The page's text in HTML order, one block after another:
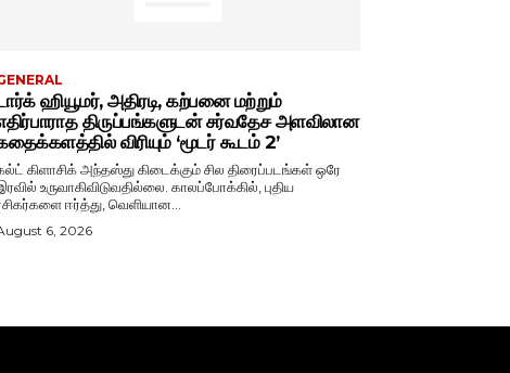
ஹியூமர், அதிரடி, கற்பனை மற்றும்
திருப்பங்களுடன் சர்வதேச அளவிலான
விரியும் ‘மூடர் கூடம் 2’
கிளாசிக் அந்தஸ்து கிடைக்கும் சில திரைப்படங்கள் ஒரே
உருவாகிவிடுவதில்லை. காலப்போக்கில், புதிய
ஈர்த்து, வெளியான...
6, 2026